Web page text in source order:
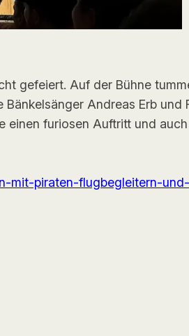
gefeiert. Auf der Bühne
Andreas Erb und
einen furiosen Auftritt und
mit-piraten-flugbegleitern-